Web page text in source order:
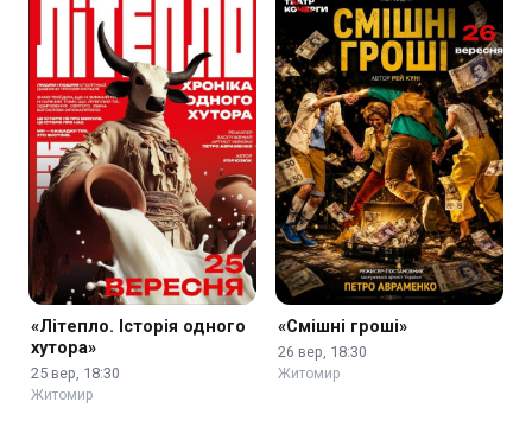
«Літепло. Історія одного
хутора»
25 вер, 18:30
Житомир
«Смішні гроші»
26 вер, 18:30
Житомир